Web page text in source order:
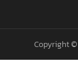
Copyright ©